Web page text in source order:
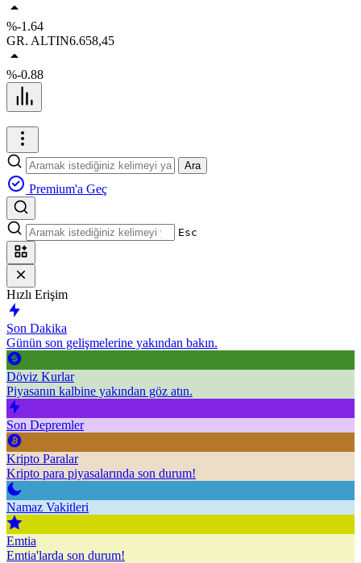
%-1.64
GR. ALTIN6.658,45
%-0.88
Ara
Premium'a Geç
Esc
Hızlı Erişim
Son Dakika
Günün son gelişmelerine yakından bakın.
Döviz Kurlar
Piyasanın kalbine yakından göz atın.
Son Depremler
Kripto Paralar
Kripto para piyasalarında son durum!
Namaz Vakitleri
Emtia
Emtia'larda son durum!